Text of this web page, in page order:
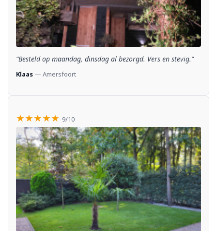
“Besteld op maandag, dinsdag al bezorgd. Vers en stevig.”
Klaas — Amersfoort
★★★★★ 9/10